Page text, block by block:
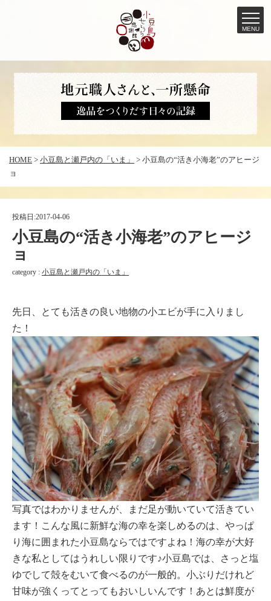
へ
ッ
MENU
HOME > 小豆島と瀬戸内の「いま」 > 小豆島の“活き小海老”のアヒージ
ョ
投稿日:2017-04-06
小豆島の“活き小海老”のアヒージ
ョ
category : 小豆島と瀬戸内の「いま」
先日、とても活きの良い地物の小エビが手に入りまし
た！
写真ではわかりませんが、まだ足が動いていて活きてい
ます！こんな風に新鮮な海の幸を楽しめるのは、やっぱ
り海に囲まれた小豆島ならではですよね！海の幸が大好
きな私としてはうれしい限りです♪小豆島では、さっと塩
ゆでして殻をむいて食べるのが一般的。小ぶりだけれど
甘味が強くってとってもおいしいんです！あとは鮮度が